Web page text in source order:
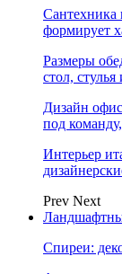
Сантехника
формирует
Размеры
стол,
Дизайн
под
Интерьер
Prev Next
Спиреи: